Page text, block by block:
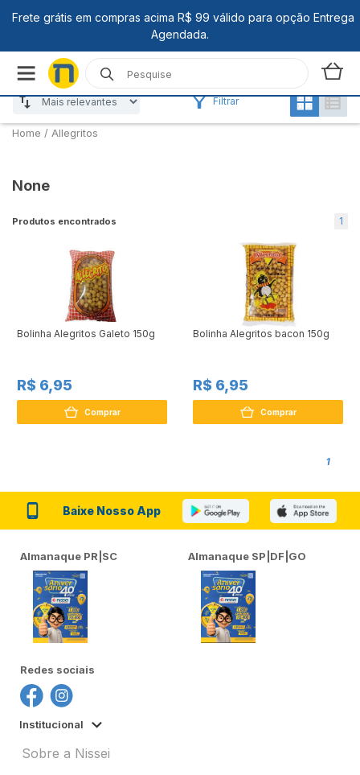
Filtrar
Home / Allegritos
None
Produtos encontrados 1
Bolinha Alegritos Galeto 150g
R$ 6,95
Comprar
Bolinha Alegritos bacon 150g
R$ 6,95
Comprar
1
Baixe Nosso App
Almanaque PR|SC Almanaque SP|DF|GO
Redes sociais
Institucional
Sobre a Nissei